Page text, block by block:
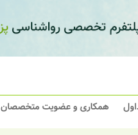
همکاری و عضویت متخصصان